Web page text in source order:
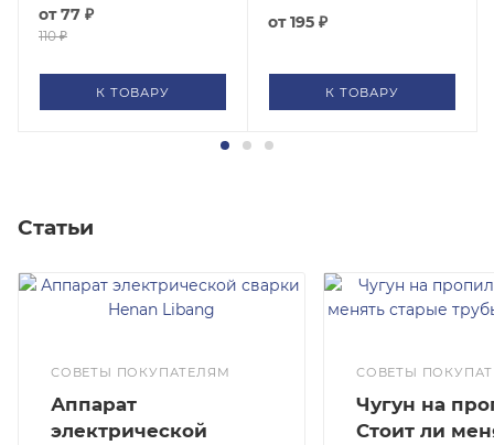
от77 ₽
110 ₽
К ТОВАРУ
от195 ₽
К ТОВАРУ
Статьи
СОВЕТЫ ПОКУПАТЕЛЯМ
Аппарат
электрической
СОВЕТЫ
Чугун на
Стоит ли